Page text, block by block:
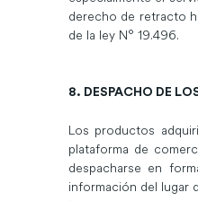
derecho de retracto
de la ley N° 19.496.
8. DESPACHO DE
Los productos
plataforma de
despacharse en
información del lugar